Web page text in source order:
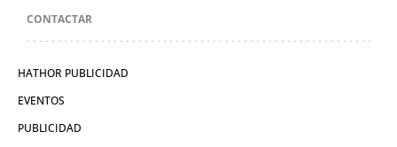
CONTACTAR
HATHOR PUBLICIDAD
EVENTOS
PUBLICIDAD